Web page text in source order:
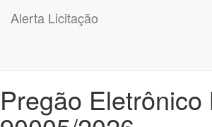
Alerta Licitação
Pregão Eletrônico